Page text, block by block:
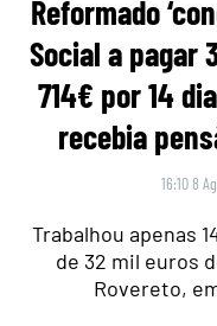
Reformado
Social a pagar
714€ por 14
recebia
16:10 8
Trabalhou apenas
de 32 mil euros
Rovereto,